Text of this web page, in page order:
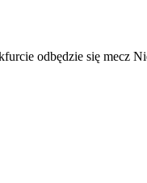
odbędzie się mecz